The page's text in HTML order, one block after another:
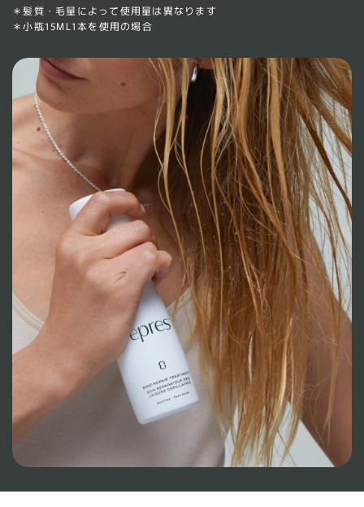
＊髪質・毛量によって使用量は異なります
＊小瓶15ML1本を使用の場合